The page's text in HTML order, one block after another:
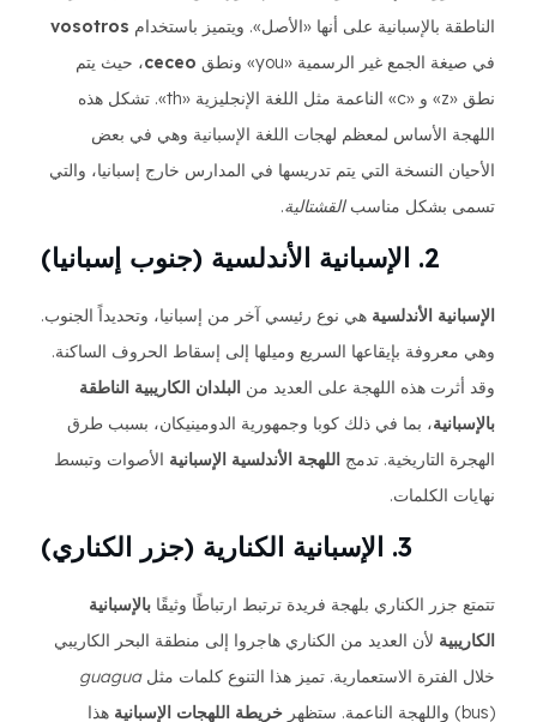
الناطقة بالإسبانية على أنها «الأصل». ويتميز باستخدام vosotros
في صيغة الجمع غير الرسمية «you» ونطق
ceceo، حيث يتم
نطق «z» و «c» الناعمة مثل اللغة الإنجليزية «th». تشكل هذه
اللهجة الأساس لمعظم لهجات اللغة الإسبانية وهي في بعض
الأحيان النسخة التي يتم تدريسها في المدارس خارج إسبانيا، والتي
تسمى بشكل مناسب القشتالية.
2. الإسبانية الأندلسية (جنوب إسبانيا)
الإسبانية الأندلسية هي نوع رئيسي آخر من إسبانيا، وتحديداً الجنوب.
وهي معروفة بإيقاعها السريع وميلها إلى إسقاط الحروف الساكنة.
وقد أثرت هذه اللهجة على العديد من البلدان الكاريبية الناطقة
بالإسبانية، بما في ذلك كوبا وجمهورية الدومينيكان، بسبب طرق
الهجرة التاريخية. تدمج اللهجة الأندلسية الإسبانية الأصوات وتبسط
نهايات الكلمات.
3. الإسبانية الكنارية (جزر الكناري)
تتمتع جزر الكناري بلهجة فريدة ترتبط ارتباطًا وثيقًا بالإسبانية
الكاريبية لأن العديد من الكناري هاجروا إلى منطقة البحر الكاريبي
خلال الفترة الاستعمارية. تميز هذا التنوع كلمات مثل guagua
(bus) واللهجة الناعمة. ستظهر
خريطة اللهجات الإسبانية هذا